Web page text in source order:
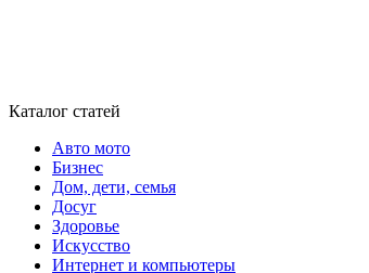
Каталог статей
Авто мото
Бизнес
Дом, дети, семья
Досуг
Здоровье
Искусство
Интернет и компьютеры